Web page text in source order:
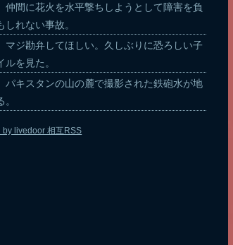
仲間に花火を水平撃ちしようとして障害を負
しれない事故。
マジ勘弁してほしい。久しぶりに恐ろしい子
ルを見た。
パキスタンの山の麓で撮影された鉄砲水が地
by livedoor 相互RSS